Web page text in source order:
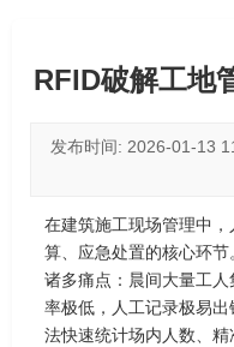
RFID破解工地
发布时间: 2026-01-
在建筑施工现场管理中
算、应急处置的核心环
诸多痛点：晨间大量工
率极低，人工记录极易
法快速统计场内人数、